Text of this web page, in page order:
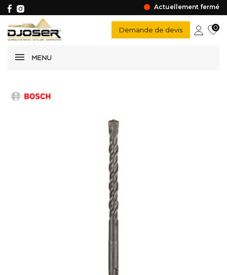
Actuellement fermé
MENU
Demande de devis 0